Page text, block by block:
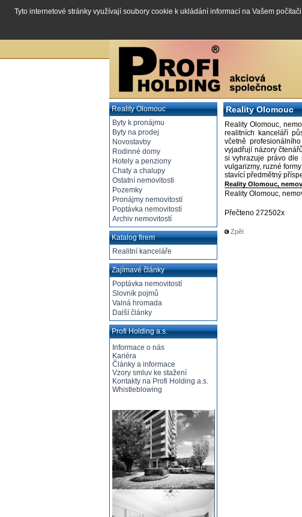
Tyto internetové stránky využívají soubory cookie k ukládání informací na Vašem
Reality Olomouc
Byty k pronájmu
Byty na prodej
Novostavby
Rodinné domy
Hotely a penziony
Chaty a chalupy
Ostatní nemovitosti
Pozemky
Pronájmy nemovitostí
Poptávka nemovitostí
Archiv nemovitostí
Katalog firem
Realitní kanceláře
Zajímavé články
Poptávka nemovitostí
Slovník pojmů
Valná hromada
Další články
Profi Holding a.s.
Informace o nás
Kariéra
Články a informace
Vzory smluv ke stažení
Kontakty na Profi Holding a.s.
Whistleblowing
Reality Olomouc
Reality Olomouc,
realitních kanceláří
včetně
vyjadřují názory
si vyhrazuje právo dle
vulgarizmy, ruzné
stavící předmětný
Reality Olomouc,
Reality Olomouc,
Přečteno 272502x
Zpět